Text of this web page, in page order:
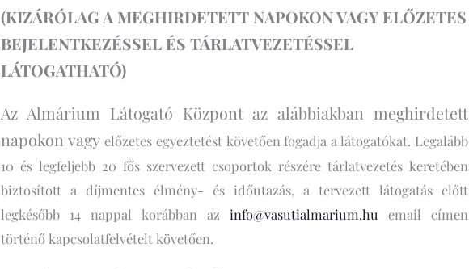
(KIZÁRÓLAG A MEGHIRDETETT NAPOKON VAGY ELŐZETES
BEJELENTKEZÉSSEL ÉS TÁRLATVEZETÉSSEL
LÁTOGATHATÓ)
Az Almárium Látogató Központ az alábbiakban meghirdetett
napokon vagyelőzetes egyeztetést követően fogadja a látogatókat. Legalább
10 és legfeljebb 20 fős szervezett csoportok részére tárlatvezetés keretében
biztosított a díjmentes élmény- és időutazás, a tervezett látogatás előtt
legkésőbb 14 nappal korábban azinfo@vasutialmarium.hu
email címen
történő kapcsolatfelvételt követően.